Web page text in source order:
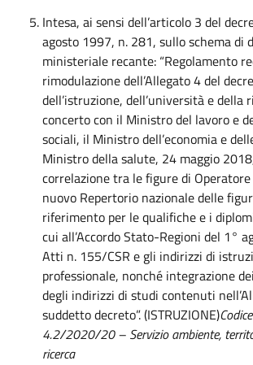
Intesa, ai sensi dell’articolo 3 del
agosto 1997, n. 281, sullo schema di
ministeriale recante: “Regolamento
rimodulazione dell’Allegato 4 del
dell’istruzione, dell’università e della
concerto con il Ministro del lavoro e
sociali, il Ministro dell’economia e
Ministro della salute, 24 maggio
correlazione tra le figure di Operatore
nuovo Repertorio nazionale delle
riferimento per le qualifiche e i
cui all’Accordo Stato-Regioni del 1°
Atti n. 155/CSR e gli indirizzi di
professionale, nonché integrazione
degli indirizzi di studi contenuti
suddetto decreto”. (ISTRUZIONE)
4.2/2020/20 – Servizio ambiente,
ricerca